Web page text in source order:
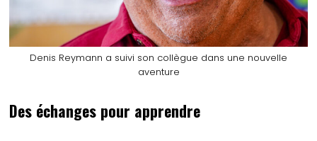
Denis Reymann a suivi son collègue dans une nouvelle
aventure
Des échanges pour apprendre